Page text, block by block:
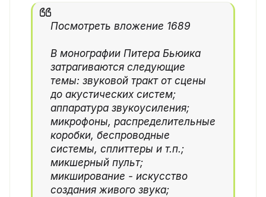
Посмотреть вложение 1689
В монографии Питера Бьюика
затрагиваются следующие
темы: звуковой тракт от сцены
до акустических систем;
аппаратура звукоусиления;
микрофоны, распределительные
коробки, беспроводные
системы, сплиттеры и т.п.;
микшерный пульт;
микширование - искусство
создания живого звука;